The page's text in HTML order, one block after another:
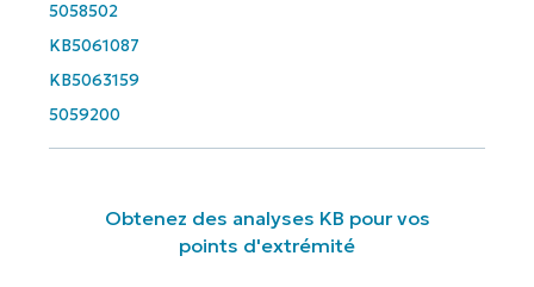
5058502
KB5061087
KB5063159
5059200
Obtenez des analyses KB pour vos
points d'extrémité